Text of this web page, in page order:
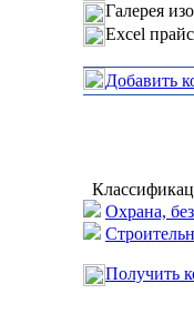
Галерея
Excel
Добавить
Охрана,
Получить